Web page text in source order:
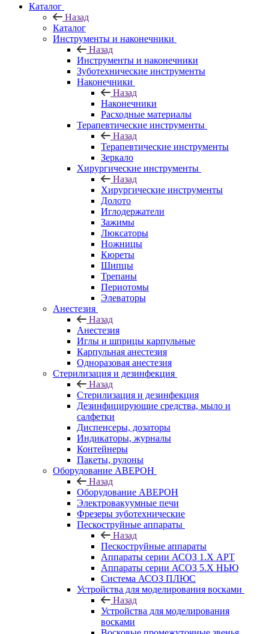
Каталог
Назад
Каталог
Инструменты и наконечники
Назад
Инструменты и наконечники
Зуботехнические инструменты
Наконечники
Назад
Наконечники
Расходные материалы
Терапевтические инструменты
Назад
Терапевтические инструменты
Зеркало
Хирургические инструменты
Назад
Хирургические инструменты
Долото
Иглодержатели
Зажимы
Люксаторы
Ножницы
Кюреты
Шипцы
Трепаны
Периотомы
Элеваторы
Анестезия
Назад
Анестезия
Иглы и шприцы карпульные
Карпульная анестезия
Одноразовая анестезия
Стерилизация и дезинфекция
Назад
Стерилизация и дезинфекция
Дезинфицирующие средства, мыло и
салфетки
Диспенсеры, дозаторы
Индикаторы, журналы
Контейнеры
Пакеты, рулоны
Оборудование АВЕРОН
Назад
Оборудование АВЕРОН
Электровакуумные печи
Фрезеры зуботехнические
Пескоструйные аппараты
Назад
Пескоструйные аппараты
Аппараты серии АСОЗ 1.Х АРТ
Аппараты серии АСОЗ 5.Х НЬЮ
Система АСОЗ ПЛЮС
Устройства для моделирования восками
Назад
Устройства для моделирования
восками